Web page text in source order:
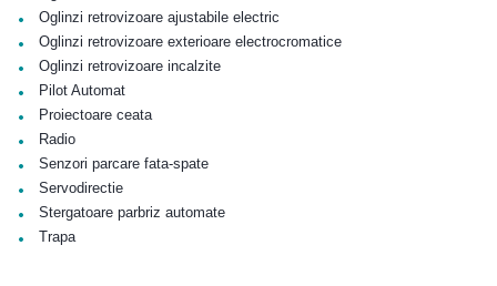
• Oglinzi retrovizoare ajustabile electric
• Oglinzi retrovizoare exterioare electrocromatice
• Oglinzi retrovizoare incalzite
• Pilot Automat
• Proiectoare ceata
• Radio
• Senzori parcare fata-spate
• Servodirectie
• Stergatoare parbriz automate
• Trapa